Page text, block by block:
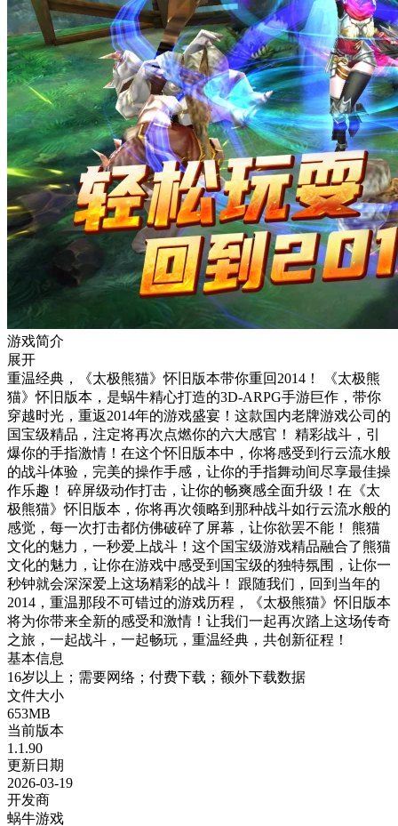
游戏简介
展开
重温经典，《太极熊猫》怀旧版本带你重回2014！ 《太极熊
猫》怀旧版本，是蜗牛精心打造的3D-ARPG手游巨作，带你
穿越时光，重返2014年的游戏盛宴！这款国内老牌游戏公司的
国宝级精品，注定将再次点燃你的六大感官！ 精彩战斗，引
爆你的手指激情！在这个怀旧版本中，你将感受到行云流水般
的战斗体验，完美的操作手感，让你的手指舞动间尽享最佳操
作乐趣！ 碎屏级动作打击，让你的畅爽感全面升级！在《太
极熊猫》怀旧版本，你将再次领略到那种战斗如行云流水般的
感觉，每一次打击都仿佛破碎了屏幕，让你欲罢不能！ 熊猫
文化的魅力，一秒爱上战斗！这个国宝级游戏精品融合了熊猫
文化的魅力，让你在游戏中感受到国宝级的独特氛围，让你一
秒钟就会深深爱上这场精彩的战斗！ 跟随我们，回到当年的
2014，重温那段不可错过的游戏历程，《太极熊猫》怀旧版本
将为你带来全新的感受和激情！让我们一起再次踏上这场传奇
之旅，一起战斗，一起畅玩，重温经典，共创新征程！
基本信息
16岁以上；需要网络；付费下载；额外下载数据
文件大小
653MB
当前版本
1.1.90
更新日期
2026-03-19
开发商
蜗牛游戏